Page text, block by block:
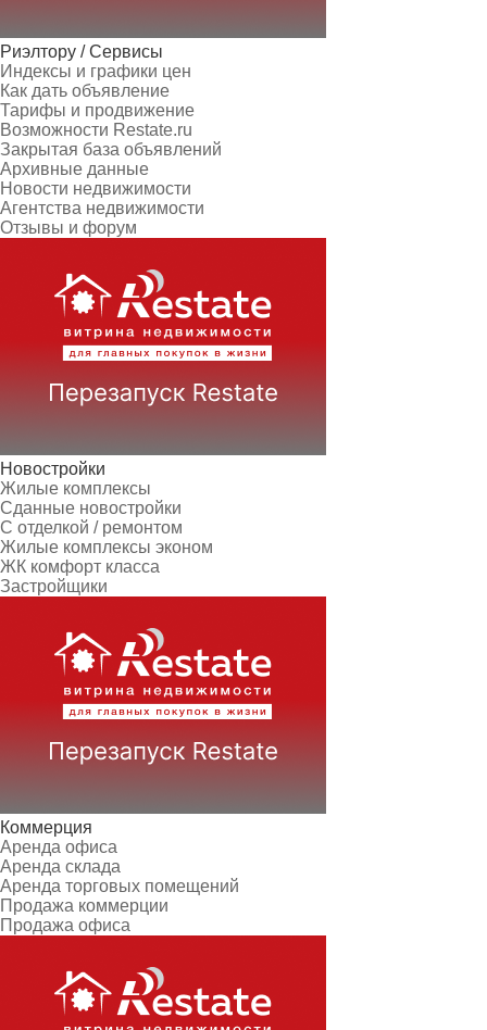
Риэлтору / Сервисы
Индексы и графики цен
Как дать объявление
Тарифы и продвижение
Возможности Restate.ru
Закрытая база объявлений
Архивные данные
Новости недвижимости
Агентства недвижимости
Отзывы и форум
Новостройки
Жилые комплексы
Сданные новостройки
С отделкой / ремонтом
Жилые комплексы эконом
ЖК комфорт класса
Застройщики
Коммерция
Аренда офиса
Аренда склада
Аренда торговых помещений
Продажа коммерции
Продажа офиса